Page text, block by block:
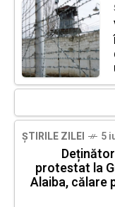
ȘTIRILE ZILEI 5
protestat la
Alaiba, călare